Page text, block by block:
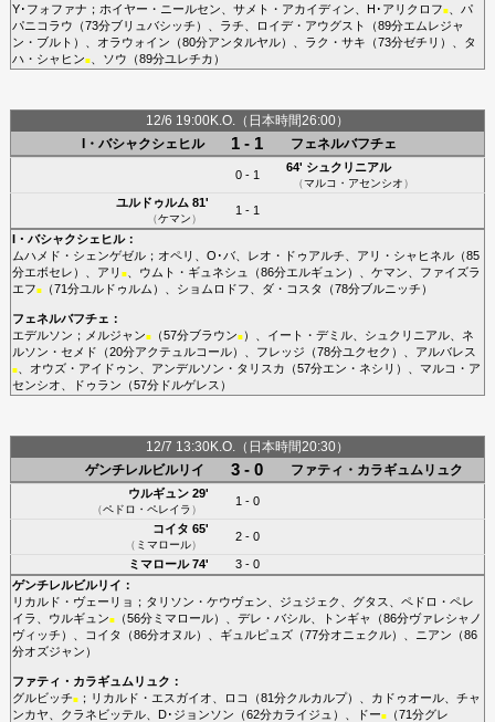
Y･フォファナ ； ホイヤー・ニールセン サメト・アカイディン H･アリクロフ■、 パ
パニコラウ （73分ブリュバシッチ ）、 ラチ ロイデ・アウグスト （89分エムレジャ
ン・ブルト ）、 オラウォイン （80分アンタルヤル）、 ラク・サキ （73分ゼチリ ）、 タ
ハ・シャヒン■、 ソウ （89分ユレチカ ）
12/6 19:00K.O.（日本時間26:00）
I・バシャクシェヒル
1 - 1 フェネルバフチェ
0 - 1
64' シュクリニアル
（マルコ・アセンシオ）
ユルドゥルム 81'
（ケマン）
1 - 1
I・バシャクシェヒル：
ムハメド・シェンゲゼル； オペリ O･バ、 レオ・ドゥアルチ アリ・シャヒネル（85
分エボセレ ）、 アリ ■、 ウムト・ギュネシュ （86分エルギュン ）、 ケマン
ファイズラ
エフ■（71分ユルドゥルム ）、 ショムロドフ ダ・コスタ （78分ブルニッチ ）
フェネルバフチェ ：
エデルソン ； メルジャン■（57分ブラウン■）、 イート・デミル、 シュクリニアル、 ネ
ルソン・セメド （20分アクテュルコール）、 フレッジ （78分ユクセク ）、 アルバレス
■、 オウズ・アイドゥン アンデルソン・タリスカ （57分エン・ネシリ ）、 マルコ・ア
センシオ
ドゥラン （57分ドルゲレス ）
12/7 13:30K.O.（日本時間20:30）
ゲンチレルビルリイ
3 - 0 ファティ・カラギュムリュク
ウルギュン29'
（ペドロ・ペレイラ）
1 - 0
コイタ 65'
（ ミマロール）
2 - 0
ミマロール74'
3 - 0
ゲンチレルビルリイ ：
リカルド・ヴェーリョ ； タリソン・ケウヴェン ジュジェク グタス
ペドロ・ペレ
イラ
ウルギュン■（56分ミマロール）、 デレ・バシル、 トンギャ （86分ヴァレシャノ
ヴィッチ ）、 コイタ （86分オヌル）、 ギュルピュズ（77分オニェクル）、 ニアン （86
分オズジャン ）
ファティ・カラギュムリュク ：
グルビッチ■； リカルド・エスガイオ ロコ （81分クルカルプ）、 カドゥオール、 チャ
ンカヤ
クラネビッテル、 D･ジョンソン （62分カライジュ ）、 ドー■（71分グレ